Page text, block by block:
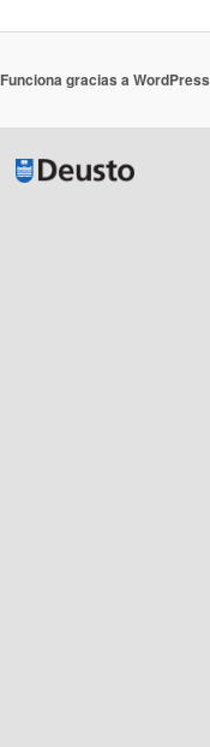
Funciona gracias a WordPress